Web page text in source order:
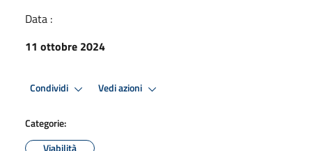
Data :
11 ottobre 2024
Condividi Vedi azioni
Categorie:
Viabilità